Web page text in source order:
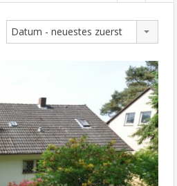
Datum - neuestes zuerst